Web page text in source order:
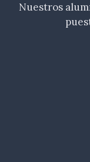
Nuestros